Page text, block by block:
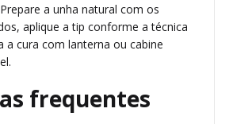
a unha natural com os
aplique a tip conforme a técnica
a cura com lanterna ou cabine
frequentes